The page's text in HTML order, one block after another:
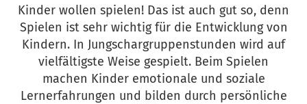
Kinder wollen spielen! Das ist auch gut so, denn
Spielen ist sehr wichtig für die Entwicklung von
Kindern. In Jungschargruppenstunden wird auf
vielfältigste Weise gespielt. Beim Spielen
machen Kinder emotionale und soziale
Lernerfahrungen und bilden durch persönliche